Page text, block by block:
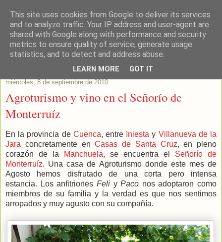
Este Vino Me Gusta
Vinos y más cosas
miércoles, 8 de septiembre de 2010
Agroturismo y vino en el Señorío de
Monterruíz
En la provincia de Cuenca, entre Iniesta y Villanueva de la
Jara concretamente enCasas de Santa Cruz, en pleno
corazón de la
Manchuela, se encuentra el Señorío de
Monterruíz. Una casa de Agroturismo donde este mes de
Agosto hemos disfrutado de una corta pero intensa
estancia. Los anfitriones Feli yPaco nos adoptaron como
miembros de su familia y la verdad es que nos sentimos
arropados y muy agusto con su compañía.
This site uses cookies from Google to deliver its services
and to analyze traffic. Your IP address and user-agent are
shared with Google along with performance and security
metrics to ensure quality of service, generate usage
statistics, and to detect and address abuse.
LEARN MORE GOT IT